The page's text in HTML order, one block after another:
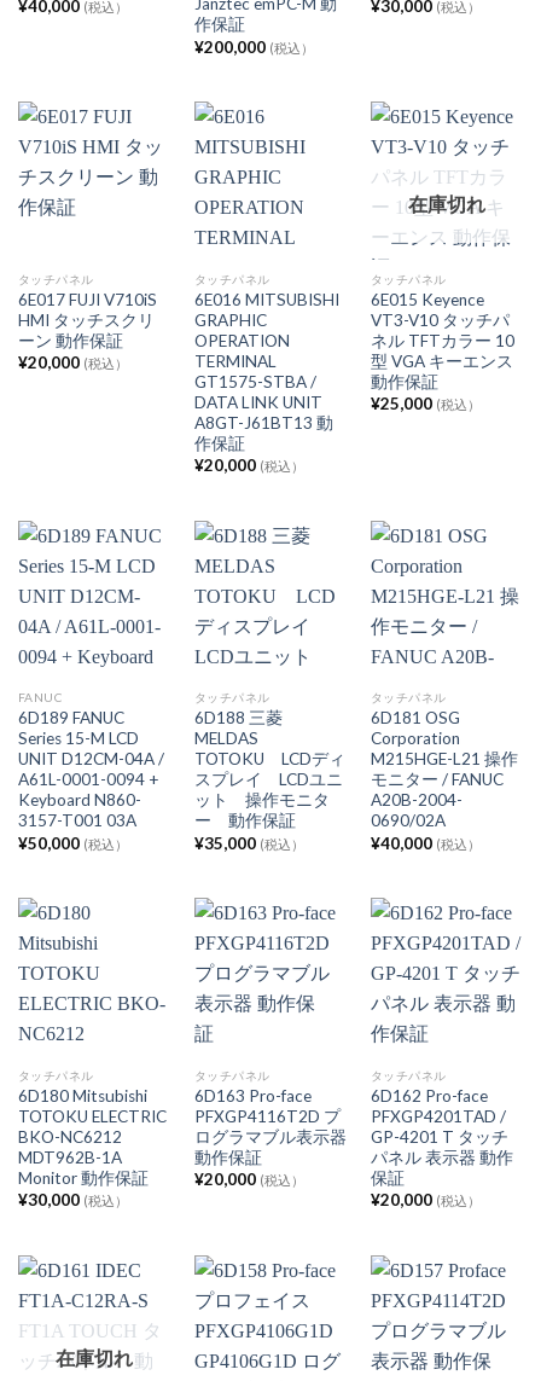
¥40,000 (税込）
Janztec emPC-M 動
作保証
¥200,000 (税込）
¥30,000 (税込）
タッチパネル
6E017 FUJI V710iS
HMI タッチスクリ
ーン 動作保証
¥20,000 (税込）
タッチパネル
6E016 MITSUBISHI
GRAPHIC
OPERATION
TERMINAL
GT1575-STBA /
DATA LINK UNIT
A8GT-J61BT13 動
作保証
¥20,000 (税込）
在庫切れ
タッチパネル
6E015 Keyence
VT3-V10 タッチパ
ネル TFTカラー 10
型 VGA キーエンス
動作保証
¥25,000 (税込）
FANUC
6D189 FANUC
Series 15-M LCD
UNIT D12CM-04A /
A61L-0001-0094 +
Keyboard N860-
3157-T001 03A
¥50,000 (税込）
タッチパネル
6D188 三菱
MELDAS
TOTOKU LCDディ
スプレイ LCDユニ
ット 操作モニタ
ー 動作保証
¥35,000 (税込）
タッチパネル
6D181 OSG
Corporation
M215HGE-L21 操作
モニター / FANUC
A20B-2004-
0690/02A
¥40,000 (税込）
タッチパネル
6D180 Mitsubishi
TOTOKU ELECTRIC
BKO-NC6212
MDT962B-1A
Monitor 動作保証
¥30,000 (税込）
タッチパネル
6D163 Pro-face
PFXGP4116T2D プ
ログラマブル表示器
動作保証
¥20,000 (税込）
タッチパネル
6D162 Pro-face
PFXGP4201TAD /
GP-4201 T タッチ
パネル 表示器 動作
保証
¥20,000 (税込）
在庫切れ